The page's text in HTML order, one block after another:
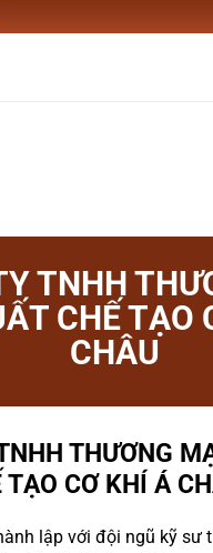
TNHH
CHẾ TẠO
CHÂU
THƯƠNG
TẠO CƠ KHÍ Á
lập với đội ngũ kỹ sư